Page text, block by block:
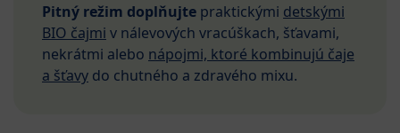
Pitný režim doplňujte praktickými detskými
BIO čajmi v nálevových vracúškach, šťavami,
nekrátmi alebo nápojmi, ktoré kombinujú čaje
a šťavy do chutného a zdravého mixu.